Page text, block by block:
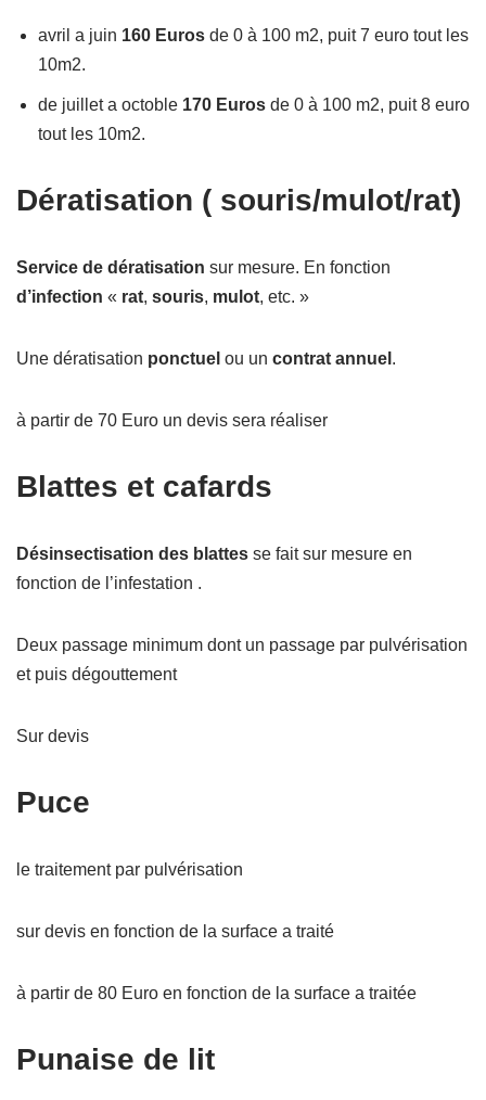
avril a juin 160 Euros de 0 à 100 m2, puit 7 euro tout les
10m2.
de juillet a octoble 170 Euros de 0 à 100 m2, puit 8 euro
tout les 10m2.
Dératisation ( souris/mulot/rat)
Service de dératisation sur mesure. En fonction
d’infection « rat, souris, mulot, etc. »
Une dératisation ponctuel ou un contrat annuel .
à partir de 70 Euro un devis sera réaliser
Blattes et cafards
Désinsectisation des blattes se fait sur mesure en
fonction de l’infestation .
Deux passage minimum dont un passage par pulvérisation
et puis dégouttement
Sur devis
Puce
le traitement par pulvérisation
sur devis en fonction de la surface a traité
à partir de 80 Euro en fonction de la surface a traitée
Punaise de lit